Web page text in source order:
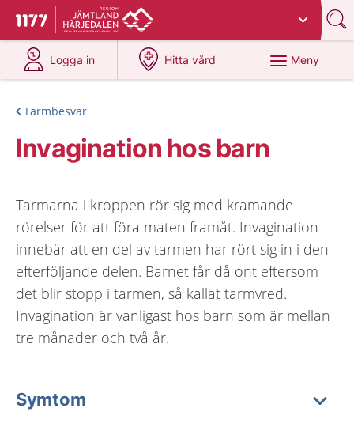
Till startsidan för 1177
Du har valt region
Logga in
på 1177.se
Hitta vård
på 1177.se
Meny
Tarmbesvär
Invagination hos barn
Tarmarna i kroppen rör sig med kramande
rörelser för att föra maten framåt. Invagination
innebär att en del av tarmen har rört sig in i den
efterföljande delen. Barnet får då ont eftersom
det blir stopp i tarmen, så kallat tarmvred.
Invagination är vanligast hos barn som är mellan
tre månader och två år.
Symtom